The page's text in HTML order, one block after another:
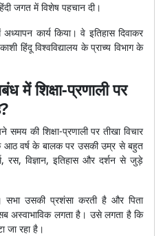
जगत में विशेष पहचान दी।
कार्य किया। वे इतिहास दिवाकर
हिंदू विश्वविद्यालय के प्राच्य विभाग के
में शिक्षा-प्रणाली पर
की शिक्षा-प्रणाली पर तीखा विचार
आठ वर्ष के बालक पर उसकी उम्र से बहुत
रस, विज्ञान, इतिहास और दर्शन से जुड़े
उसकी प्रशंसा करती है और पिता
अस्वाभाविक लगता है। उसे लगता है कि
जा रहा है।